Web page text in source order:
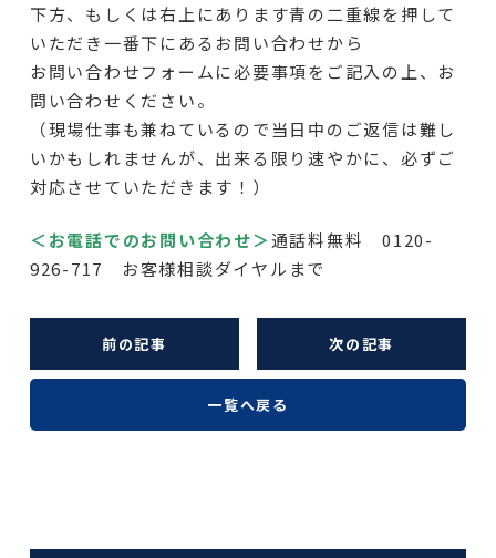
下方、もしくは右上にあります青の二重線を押して
いただき一番下にあるお問い合わせから
お問い合わせフォームに必要事項をご記入の上、お
問い合わせください。
（現場仕事も兼ねているので当日中のご返信は難し
いかもしれませんが、出来る限り速やかに、必ずご
対応させていただきます！）
＜お電話でのお問い合わせ＞通話料無料 0120-
926-717 お客様相談ダイヤルまで
前の記事 次の記事
一覧へ戻る